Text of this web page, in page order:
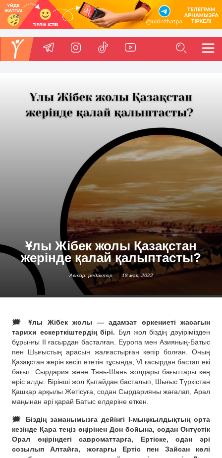
Ұлы Жібек жолы Қазақстан
жерінде қалай қалыптасты?
Автор: редактор 18 мая, 2022
🗯 Ұлы Жібек жолы — адамзат өркениеті жасағын
тарихи ескерткіштердің бірі. Бұл жол біздің дәуірімізден
бұрынғы II ғасырдан басталған. Еуропа мен Азияның-Батыс
пен Шығыстың арасын жалғастырған көпір болған. Оның
Қазақстан жерін кесіп өтетін тұсында, VI ғасырдан бастап екі
бағыт: Сырдария және Тянь-Шань жолдары бағыттары кең
өріс алды. Бірінші жол Қытайдан басталып, Шығыс Түркістан
Қашқар арқылы Жетісуға, содан Сырдарияны жағалап, Арал
маңынан әрі қарай Батыс елдеріне өткен.
🗯 Біздің заманымызға дейінгі І-мыңжылдықтың орта
кезінде Қара теңіз өңірінен Дон бойына, содан Онтүстік
Орал өңіріндегі савроматтарға, Ертіске, одан әрі
созылып Алтайға, жоғарғы Ертіс пен Зайсан көлі